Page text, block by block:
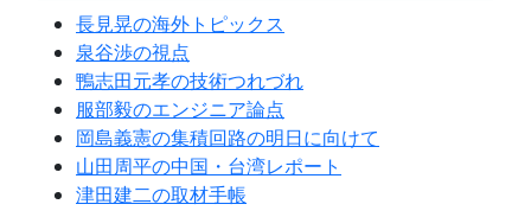
長見晃の海外トピックス
泉谷渉の視点
鴨志田元孝の技術つれづれ
服部毅のエンジニア論点
岡島義憲の集積回路の明日に向けて
山田周平の中国・台湾レポート
津田建二の取材手帳